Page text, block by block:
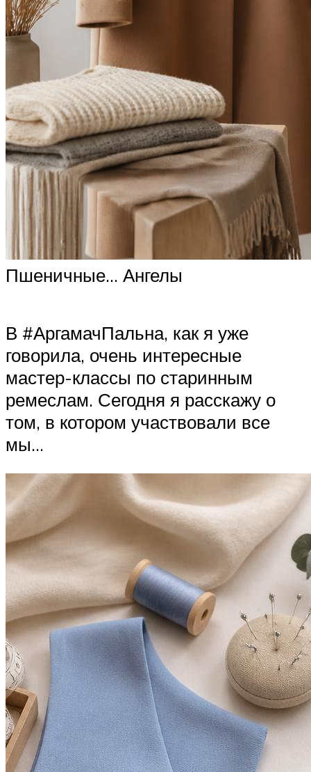
Пшеничные… Ангелы
В #АргамачПальна, как я уже
говорила, очень интересные
мастер-классы по старинным
ремеслам. Сегодня я расскажу о
том, в котором участвовали все
мы…